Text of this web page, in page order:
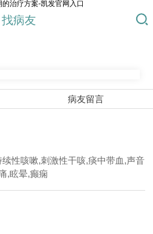
治疗方案-凯发官网入口
找病友
病友留言
性咳嗽,刺激性干咳,痰中带血,声音
,眩晕,癫痫